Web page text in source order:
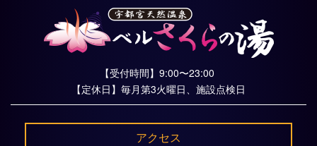
【受付時間】9:00〜23:00
【定休日】毎月第3火曜日、施設点検日
アクセス